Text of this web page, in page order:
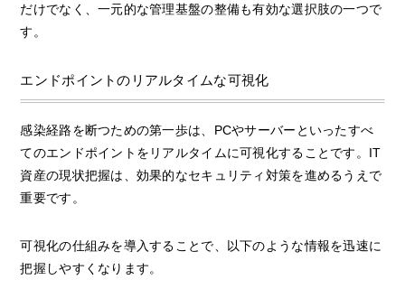
だけでなく、一元的な管理基盤の整備も有効な選択肢の一つで
す。
エンドポイントのリアルタイムな可視化
感染経路を断つための第一歩は、PCやサーバーといったすべ
てのエンドポイントをリアルタイムに可視化することです。IT
資産の現状把握は、効果的なセキュリティ対策を進めるうえで
重要です。
可視化の仕組みを導入することで、以下のような情報を迅速に
把握しやすくなります。